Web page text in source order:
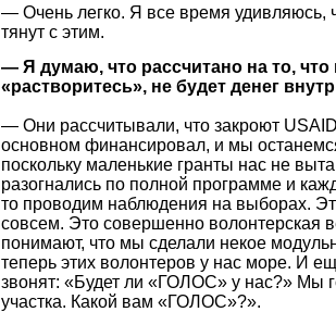
— Очень легко. Я все время удивляюсь,
тянут с этим.
— Я думаю, что рассчитано на то,
«растворитесь», не будет денег
— Они рассчитывали, что закроют
основном финансировал, и мы
поскольку маленькие гранты нас не
разогнались по полной программе и
то проводим наблюдения на выборах.
совсем. Это совершенно волонтерская
понимают, что мы сделали некое
теперь этих волонтеров у нас море. И
звонят: «Будет ли «ГОЛОС» у нас?» Мы
участка. Какой вам «ГОЛОС»?».